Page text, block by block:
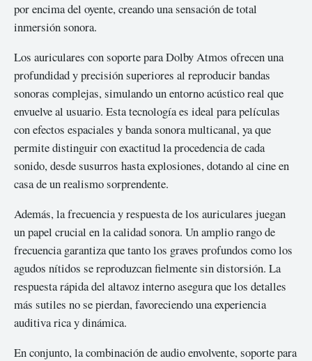
por encima del oyente, creando una sensación de total
inmersión sonora.
Los auriculares con soporte para Dolby Atmos ofrecen una
profundidad y precisión superiores al reproducir bandas
sonoras complejas, simulando un entorno acústico real que
envuelve al usuario. Esta tecnología es ideal para películas
con efectos espaciales y banda sonora multicanal, ya que
permite distinguir con exactitud la procedencia de cada
sonido, desde susurros hasta explosiones, dotando al cine en
casa de un realismo sorprendente.
Además, la frecuencia y respuesta de los auriculares juegan
un papel crucial en la calidad sonora. Un amplio rango de
frecuencia garantiza que tanto los graves profundos como los
agudos nítidos se reproduzcan fielmente sin distorsión. La
respuesta rápida del altavoz interno asegura que los detalles
más sutiles no se pierdan, favoreciendo una experiencia
auditiva rica y dinámica.
En conjunto, la combinación de audio envolvente, soporte para